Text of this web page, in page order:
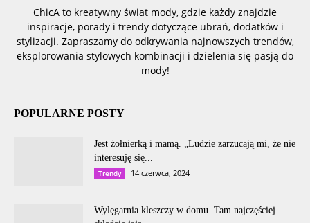
ChicA to kreatywny świat mody, gdzie każdy znajdzie
inspiracje, porady i trendy dotyczące ubrań, dodatków i
stylizacji. Zapraszamy do odkrywania najnowszych trendów,
eksplorowania stylowych kombinacji i dzielenia się pasją do
mody!
POPULARNE POSTY
Jest żołnierką i mamą. „Ludzie zarzucają mi, że nie
interesuję się...
Trendy 14 czerwca, 2024
Wylęgarnia kleszczy w domu. Tam najczęściej